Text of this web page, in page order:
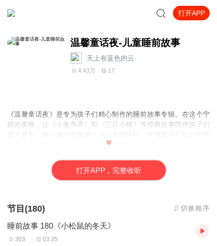
打开APP
温馨童话夜-儿童睡前故事
天上有蓝色的云
4.43万 17
《温馨童话夜》是专为孩子们精心制作的睡前故事专辑。在这个宁
静的夜晚，让《小兔乖乖》和《三只小猪》等经典故事陪伴孩子们
通过生动的情节和鲜明的角色，向孩子们传授重要的生活道理和品
打开APP，完整收听
节目(180) 切换顺序
睡前故事 180《小松鼠的冬天》
303 03:35